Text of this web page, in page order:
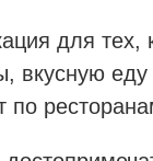
для тех,
вкусную еду
по